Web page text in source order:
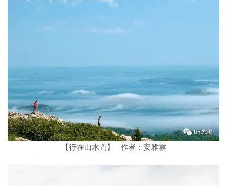
【行在山水間】 作者：安雅雲